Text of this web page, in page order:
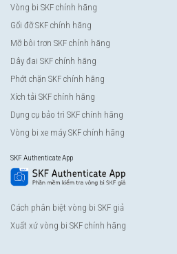
Vòng bi SKF chính hãng
Gối đỡ SKF chính hãng
Mỡ bôi trơn SKF chính hãng
Dây đai SKF chính hãng
Phớt chặn SKF chính hãng
Xích tải SKF chính hãng
Dụng cụ bảo trì SKF chính hãng
Vòng bi xe máy SKF chính hãng
SKF Authenticate App
Cách phân biệt vòng bi SKF giả
Xuất xứ vòng bi SKF chính hãng